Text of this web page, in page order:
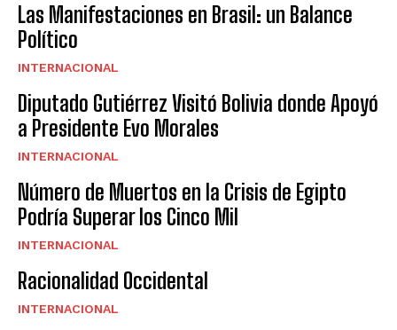
Las Manifestaciones en Brasil: un Balance
Político
INTERNACIONAL
Diputado Gutiérrez Visitó Bolivia donde Apoyó
a Presidente Evo Morales
INTERNACIONAL
Número de Muertos en la Crisis de Egipto
Podría Superar los Cinco Mil
INTERNACIONAL
Racionalidad Occidental
INTERNACIONAL